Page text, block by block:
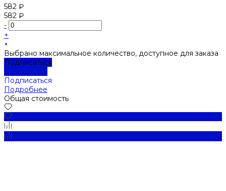
582 ₽
582 ₽
-
+
×
Выбрано максимальное количество, доступное для заказа
Подписаться
Подписаться
Подробнее
Общая стоимость